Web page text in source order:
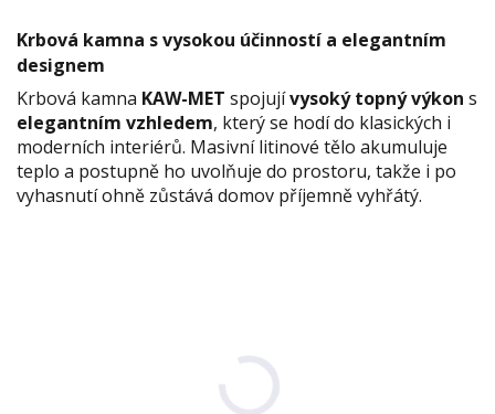
Krbová kamna s vysokou účinností a elegantním
designem
Krbová kamna KAW-MET spojujívysoký topný výkon s
elegantním vzhledem, který se hodí do klasických i
moderních interiérů. Masivní litinové tělo akumuluje
teplo a postupně ho uvolňuje do prostoru, takže i po
vyhasnutí ohně zůstává domov příjemně vyhřátý.